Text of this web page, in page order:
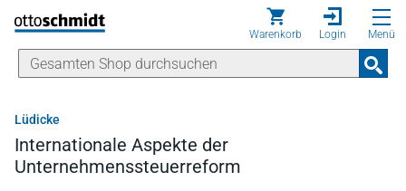
Direkt zum Inhalt
Warenkorb Login Menü
Lüdicke
Internationale Aspekte der
Unternehmenssteuerreform